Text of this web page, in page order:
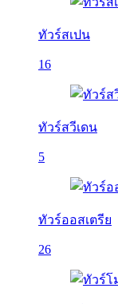
ทัวร์สเปน
16
ทัวร์สวีเดน
5
ทัวร์ออสเตรีย
26